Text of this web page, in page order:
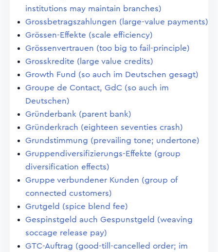
institutions may maintain branches)
Grossbetragszahlungen (large-value payments)
Grössen-Effekte (scale efficiency)
Grössenvertrauen (too big to fail-principle)
Grosskredite (large value credits)
Growth Fund (so auch im Deutschen gesagt)
Groupe de Contact, GdC (so auch im
Deutschen)
Gründerbank (parent bank)
Gründerkrach (eighteen seventies crash)
Grundstimmung (prevailing tone; undertone)
Gruppendiversifizierungs-Effekte (group
diversification effects)
Gruppe verbundener Kunden (group of
connected customers)
Grutgeld (spice blend fee)
Gespinstgeld auch Gespunstgeld (weaving
soccage release pay)
GTC-Auftrag (good-till-cancelled order; im